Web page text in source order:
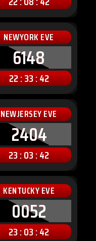
NEWYORK EVE
6148
22 : 33 : 40
NEWJERSEY EVE
2404
23 : 03 : 40
KENTUCKY EVE
0052
23 : 03 : 40